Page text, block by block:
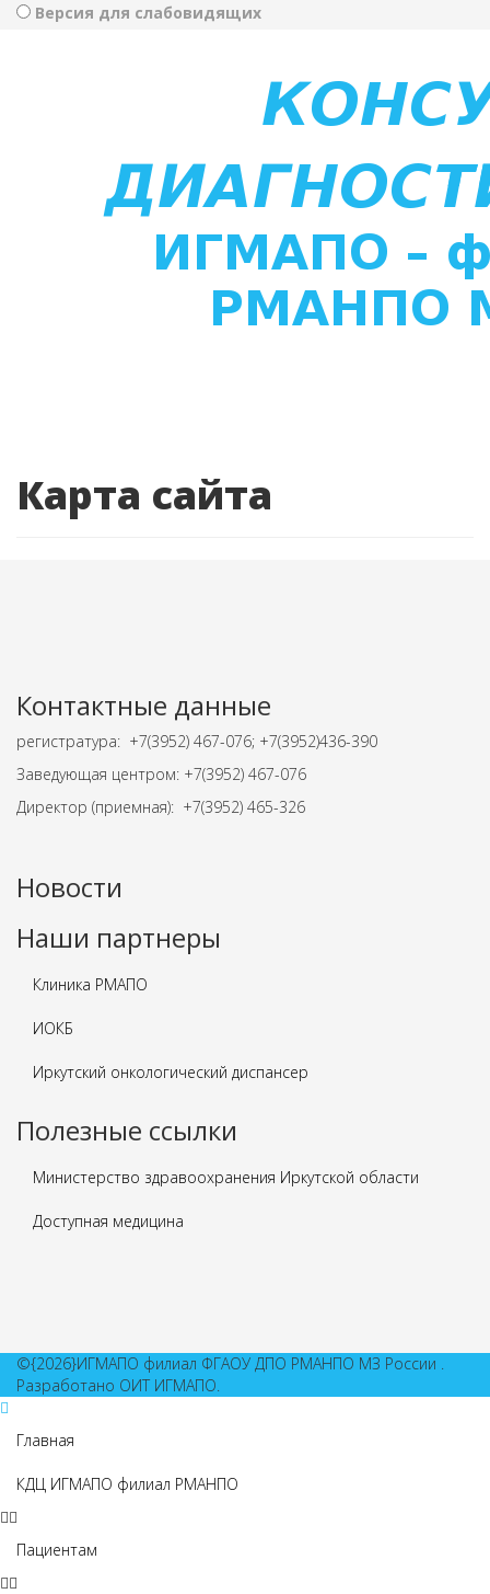
Версия для слабовидящих
Карта сайта
Контактные данные
регистратура: +7(3952) 467-076; +7(3952)436-390
Заведующая центром: +7(3952) 467-076
Директор (приемная): +7(3952) 465-326
Новости
Наши партнеры
Клиника РМАПО
ИОКБ
Иркутский онкологический диспансер
Полезные ссылки
Министерство здравоохранения Иркутской области
Доступная медицина
©{2026}ИГМАПО филиал ФГАОУ ДПО РМАНПО МЗ России .
Разработано ОИТ ИГМАПО.
Главная
КДЦ ИГМАПО филиал РМАНПО
Пациентам